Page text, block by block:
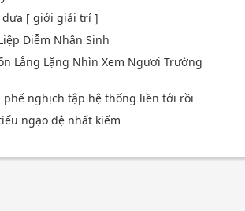
[ giới giải trí ]
Diễm Nhân Sinh
Lẳng Lặng Nhìn Xem Ngươi Trường
phế nghịch tập hệ thống liền tới rồi
ngạo đệ nhất kiếm